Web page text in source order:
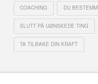
COACHING DU
SLUTT PÅ UØNSKEDE TING
TA TILBAKE DIN KRAFT